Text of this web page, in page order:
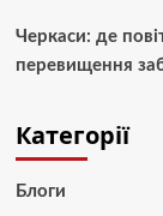
Черкаси: де
перевищення
Категорії
Блоги